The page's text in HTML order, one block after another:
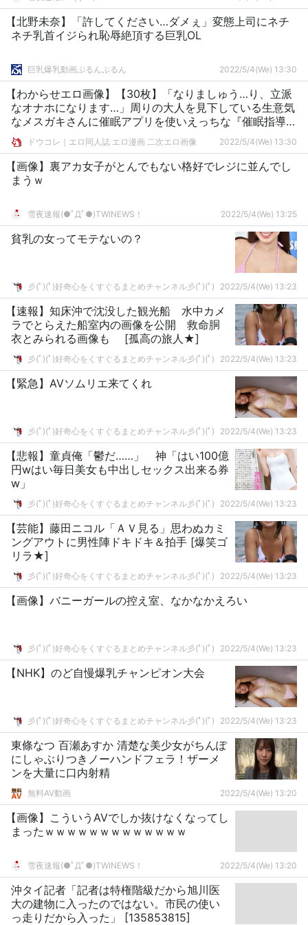
【北野未奈】「許してください…ダメぇ」変態上司にネチ
ネチ乳首イジられ恥辱絶頂する巨乳OL
巨乳爆乳動画ぷるんぷるん 2022/5/4(We) 13:30
【わからせエロ画像】【30枚】「なりましゅう…り、立派
なオナホになります…」周りの大人を見下している生意気
なメスガキさんに催眠アプリを使いえっちな『催眠指導』
を行うことに…
ドウコレ｜エロ同人誌 エロ漫画 二次エロ画像 2022/5/4(We) 13:30
【画像】裏アカ女子がとんでもない格好でレジに並んでし
まうｗ
雪夜速報(●ﾟДﾟ●)TWINEWS！ 2022/5/4(We) 13:25
貧乳の女ってモテないの？
彡(ﾟ)(ﾟ)好奇心をくすぐるまとめチャンネル彡(ﾟ)(ﾟ) 2022/5/4(We) 13:23
【速報】知床沖で沈没した観光船 水中カメ
ラでとらえた船室内の画像を公開 救命胴
衣とみられる画像も [孤高の旅人★]
彡(ﾟ)(ﾟ)好奇心をくすぐるまとめチャンネル彡(ﾟ)(ﾟ) 2022/5/4(We) 13:23
【緊急】AVソムリエ来てくれ
彡(ﾟ)(ﾟ)好奇心をくすぐるまとめチャンネル彡(ﾟ)(ﾟ) 2022/5/4(We) 13:23
【悲報】童貞俺「鬱だ……」 神「はい100億
円wはい毎日美女も中出しセックス出来る券
w」
彡(ﾟ)(ﾟ)好奇心をくすぐるまとめチャンネル彡(ﾟ)(ﾟ) 2022/5/4(We) 13:23
【芸能】藤田ニコル「ＡＶ見る」思わぬカミ
ングアウトに男性陣ドキドキ＆拍手 [爆笑ゴ
リラ★]
彡(ﾟ)(ﾟ)好奇心をくすぐるまとめチャンネル彡(ﾟ)(ﾟ) 2022/5/4(We) 13:23
【画像】バニーガールの控え室、なかなかえろい
彡(ﾟ)(ﾟ)好奇心をくすぐるまとめチャンネル彡(ﾟ)(ﾟ) 2022/5/4(We) 13:23
【NHK】のど自慢爆乳チャンピオン大会
彡(ﾟ)(ﾟ)好奇心をくすぐるまとめチャンネル彡(ﾟ)(ﾟ) 2022/5/4(We) 13:23
東條なつ 百瀬あすか 清楚な美少女がちんぽ
にしゃぶりつきノーハンドフェラ！ザーメ
ンを大量に口内射精
無料AV動画 2022/5/4(We) 13:20
【画像】こういうAVでしか抜けなくなってし
まったｗｗｗｗｗｗｗｗｗｗｗｗｗ
雪夜速報(●ﾟДﾟ●)TWINEWS！ 2022/5/4(We) 13:20
沖タイ記者「記者は特権階級だから旭川医
大の建物に入ったのではない。市民の使い
っ走りだから入った」 [135853815]